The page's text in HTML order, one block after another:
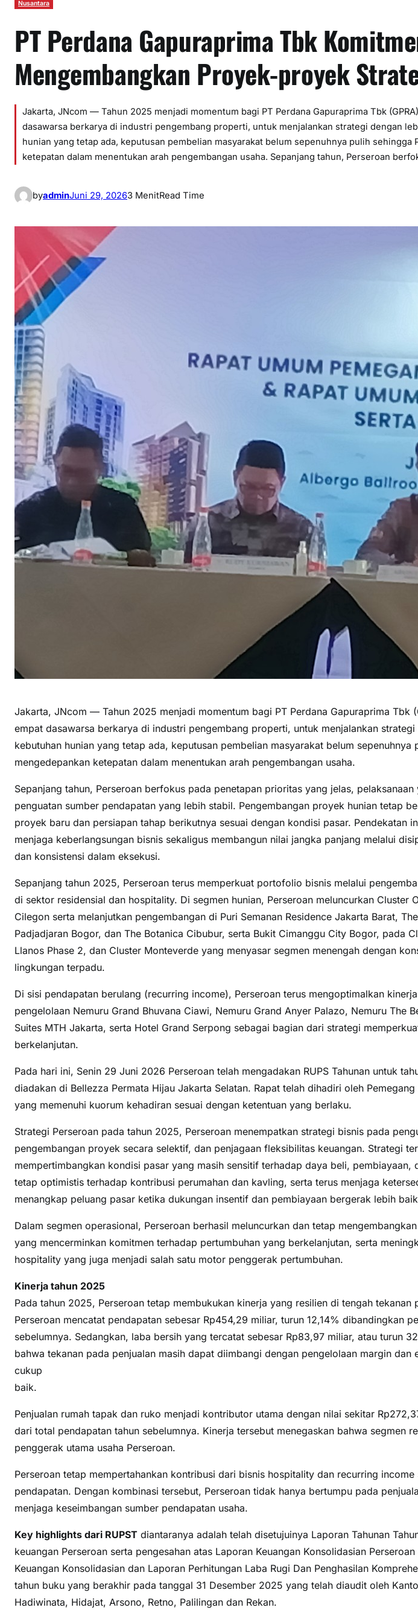
Nusantara
PT Perdana Gapuraprima Tbk
Mengembangkan Proyek-proyek
Jakarta, JNcom — Tahun 2025 menjadi momentum bagi PT Perdana Gapuraprima Tbk
dasawarsa berkarya di industri pengembang properti, untuk menjalankan strategi dengan
hunian yang tetap ada, keputusan pembelian masyarakat belum sepenuhnya pulih sehingga
ketepatan dalam menentukan arah pengembangan usaha. Sepanjang tahun, Perseroan
byadminJuni 29, 20263 MenitRead Time
Jakarta, JNcom — Tahun 2025 menjadi momentum bagi PT Perdana Gapuraprima Tbk
empat dasawarsa berkarya di industri pengembang properti, untuk menjalankan
kebutuhan hunian yang tetap ada, keputusan pembelian masyarakat belum sepenuhnya
mengedepankan ketepatan dalam menentukan arah pengembangan usaha.
Sepanjang tahun, Perseroan berfokus pada penetapan prioritas yang jelas,
penguatan sumber pendapatan yang lebih stabil. Pengembangan proyek hunian tetap
proyek baru dan persiapan tahap berikutnya sesuai dengan kondisi pasar. Pendekatan
menjaga keberlangsungan bisnis sekaligus membangun nilai jangka panjang melalui
dan konsistensi dalam eksekusi.
Sepanjang tahun 2025, Perseroan terus memperkuat portofolio bisnis melalui
di sektor residensial dan hospitality. Di segmen hunian, Perseroan meluncurkan Cluster
Cilegon serta melanjutkan pengembangan di Puri Semanan Residence Jakarta Barat,
Padjadjaran Bogor, dan The Botanica Cibubur, serta Bukit Cimanggu City Bogor, pada
Llanos Phase 2, dan Cluster Monteverde yang menyasar segmen menengah dengan
lingkungan terpadu.
Di sisi pendapatan berulang (recurring income), Perseroan terus mengoptimalkan
pengelolaan Nemuru Grand Bhuvana Ciawi, Nemuru Grand Anyer Palazo, Nemuru The
Suites MTH Jakarta, serta Hotel Grand Serpong sebagai bagian dari strategi
berkelanjutan.
Pada hari ini, Senin 29 Juni 2026 Perseroan telah mengadakan RUPS Tahunan untuk
diadakan di Bellezza Permata Hijau Jakarta Selatan. Rapat telah dihadiri oleh
yang memenuhi kuorum kehadiran sesuai dengan ketentuan yang berlaku.
Strategi Perseroan pada tahun 2025, Perseroan menempatkan strategi bisnis pada
pengembangan proyek secara selektif, dan penjagaan fleksibilitas keuangan. Strategi
mempertimbangkan kondisi pasar yang masih sensitif terhadap daya beli, pembiayaan,
tetap optimistis terhadap kontribusi perumahan dan kavling, serta terus menjaga
menangkap peluang pasar ketika dukungan insentif dan pembiayaan bergerak lebih
Dalam segmen operasional, Perseroan berhasil meluncurkan dan tetap
yang mencerminkan komitmen terhadap pertumbuhan yang berkelanjutan, serta
hospitality yang juga menjadi salah satu motor penggerak pertumbuhan.
Kinerja tahun 2025
Pada tahun 2025, Perseroan tetap membukukan kinerja yang resilien di tengah tekanan
Perseroan mencatat pendapatan sebesar Rp454,29 miliar, turun 12,14% dibandingkan
sebelumnya. Sedangkan, laba bersih yang tercatat sebesar Rp83,97 miliar, atau turun
bahwa tekanan pada penjualan masih dapat diimbangi dengan pengelolaan margin dan
cukup
baik.
Penjualan rumah tapak dan ruko menjadi kontributor utama dengan nilai sekitar
dari total pendapatan tahun sebelumnya. Kinerja tersebut menegaskan bahwa segmen
penggerak utama usaha Perseroan.
Perseroan tetap mempertahankan kontribusi dari bisnis hospitality dan recurring
pendapatan. Dengan kombinasi tersebut, Perseroan tidak hanya bertumpu pada
menjaga keseimbangan sumber pendapatan usaha.
Key highlights dari RUPST diantaranya adalah telah disetujuinya Laporan Tahunan
keuangan Perseroan serta pengesahan atas Laporan Keuangan Konsolidasian
Keuangan Konsolidasian dan Laporan Perhitungan Laba Rugi Dan Penghasilan
tahun buku yang berakhir pada tanggal 31 Desember 2025 yang telah diaudit oleh
Hadiwinata, Hidajat, Arsono, Retno, Palilingan dan Rekan.